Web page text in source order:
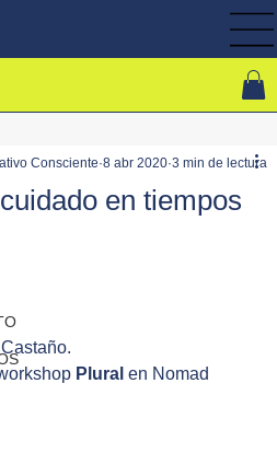
en tiempos
Consciente 8 abr 2020 3 min de lectura
Plural en Nomad